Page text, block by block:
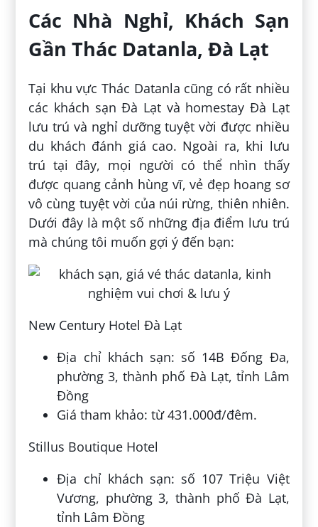
Các Nhà Nghỉ, Khách Sạn
Gần Thác Datanla, Đà Lạt
Tại khu vực Thác Datanla cũng có rất nhiều
các khách sạn Đà Lạt và homestay Đà Lạt
lưu trú và nghỉ dưỡng tuyệt vời được nhiều
du khách đánh giá cao. Ngoài ra, khi lưu
trú tại đây, mọi người có thể nhìn thấy
được quang cảnh hùng vĩ, vẻ đẹp hoang sơ
vô cùng tuyệt vời của núi rừng, thiên nhiên.
Dưới đây là một số những địa điểm lưu trú
mà chúng tôi muốn gợi ý đến bạn:
New Century Hotel Đà Lạt
Địa chỉ khách sạn: số 14B Đống Đa,
phường 3, thành phố Đà Lạt, tỉnh Lâm
Đồng
Giá tham khảo: từ 431.000đ/đêm.
Stillus Boutique Hotel
Địa chỉ khách sạn: số 107 Triệu Việt
Vương, phường 3, thành phố Đà Lạt,
tỉnh Lâm Đồng